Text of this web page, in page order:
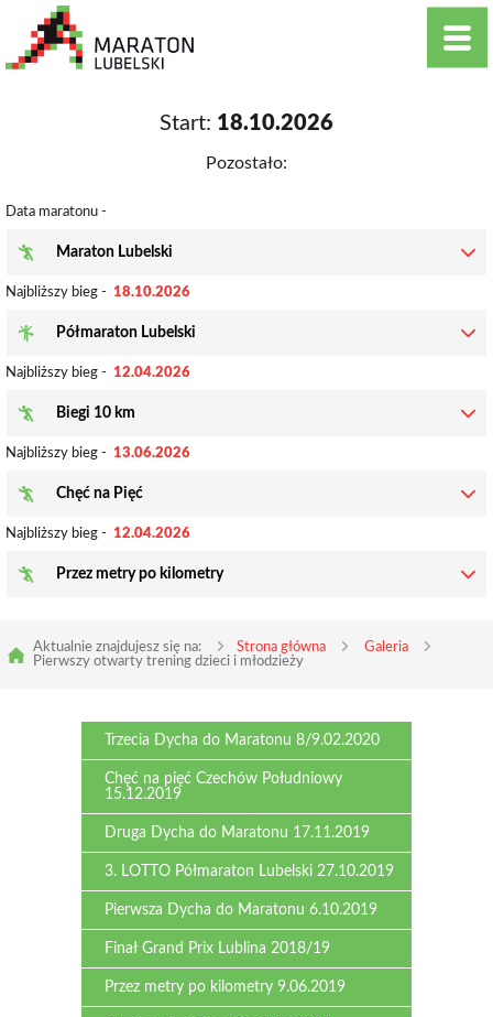
Start: 18.10.2026
Pozostało:
Data maratonu -
Maraton Lubelski
Najbliższy bieg - 18.10.2026
Półmaraton Lubelski
Najbliższy bieg - 12.04.2026
Biegi 10 km
Najbliższy bieg - 13.06.2026
Chęć na Pięć
Najbliższy bieg - 12.04.2026
Przez metry po kilometry
Aktualnie znajdujesz się na: Strona główna
Galeria
Pierwszy otwarty trening dzieci i młodzieży
Trzecia Dycha do Maratonu 8/9.02.2020
Chęć na pięć Czechów Południowy
15.12.2019
Druga Dycha do Maratonu 17.11.2019
3. LOTTO Półmaraton Lubelski 27.10.2019
Pierwsza Dycha do Maratonu 6.10.2019
Finał Grand Prix Lublina 2018/19
Przez metry po kilometry 9.06.2019